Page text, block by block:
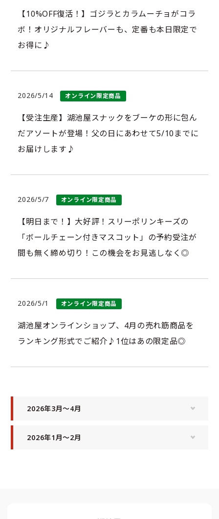
【10%OFF復活！】ゴジラとカラムーチョがコラ
ボ！オリジナルフレーバーも、定番も本日限定で
お得に♪
2026/5/14 オンライン限定商品
【受注生産】湖池屋スナックをブーケの形に包ん
だアソートが登場！父の日にあわせて5/10までに
お届けします♪
2026/5/7 オンライン限定商品
【明日まで！】大好評！スリーポリンキーズの
「ボールチェーン付きマスコット」の予約受注が
間も無く締め切り！この機会をお見逃しなく◎
2026/5/1 オンライン限定商品
湖池屋オンラインショップ、4月の売れ筋商品を
ランキング形式でご紹介♪1位はあの限定品◎
2026年3月〜4月
2026年1月〜2月